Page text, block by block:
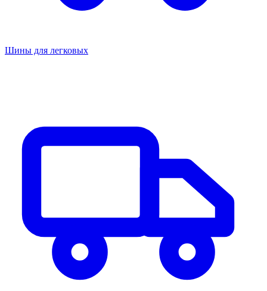
Шины для легковых